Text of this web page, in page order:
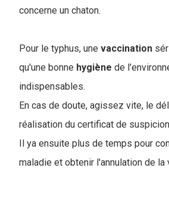
concerne un chaton.
Pour le typhus, une vaccination
qu'une bonne hygiène de
indispensables.
En cas de doute, agissez vite, le
réalisation du certificat de
Il ya ensuite plus de temps pour
maladie et obtenir l'annulation de la